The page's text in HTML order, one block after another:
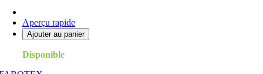
Aperçu rapide
Ajouter au panier
Disponible